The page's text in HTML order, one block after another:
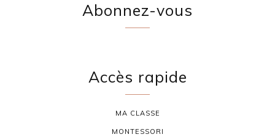
Abonnez-vous
Accès rapide
MA CLASSE
MONTESSORI